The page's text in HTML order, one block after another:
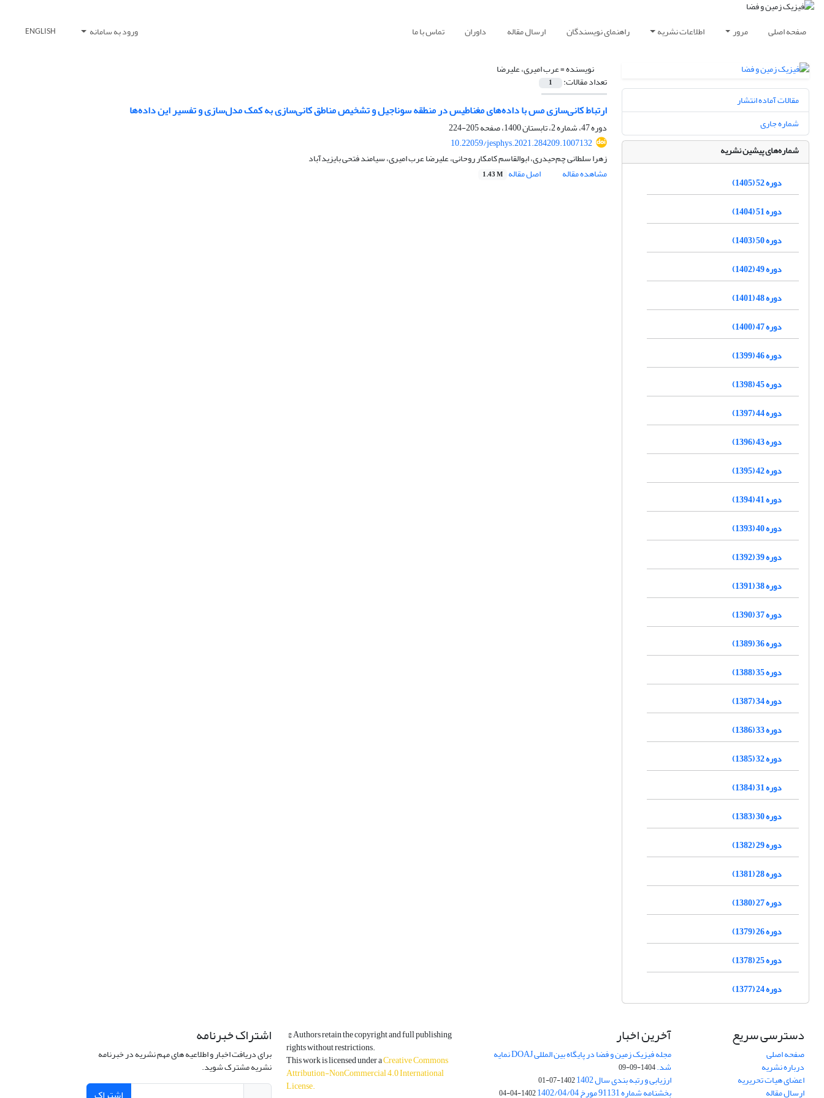
صفحه اصلی مرور اطلاعات نشریه راهنمای نویسندگان ارسال مقاله داوران تماس با ما ورود به سامانه ENGLISH
نویسنده =عرب ‌امیری، علیرضا
تعداد مقالات: 1
ارتباط کانی‌سازی مس با داده‌های مغناطیس در منطقه سوناجیل و تشخیص مناطق کانی‌سازی به کمک مدل‌سازی و تفسیر این داده‌ها
دوره 47، شماره 2، تابستان 1400، صفحه
205-224
10.22059/jesphys.2021.284209.1007132
زهرا سلطانی چم‌حیدری، ابوالقاسم کامکار روحانی، علیرضا عرب ‌امیری، سیامند فتحی بایزیدآباد
مشاهده مقاله
اصل مقاله 1.43 M
مقالات آماده انتشار
شماره جاری
شماره‌های پیشین نشریه
دوره 52 (1405)
دوره 51 (1404)
دوره 50 (1403)
دوره 49 (1402)
دوره 48 (1401)
دوره 47 (1400)
دوره 46 (1399)
دوره 45 (1398)
دوره 44 (1397)
دوره 43 (1396)
دوره 42 (1395)
دوره 41 (1394)
دوره 40 (1393)
دوره 39 (1392)
دوره 38 (1391)
دوره 37 (1390)
دوره 36 (1389)
دوره 35 (1388)
دوره 34 (1387)
دوره 33 (1386)
دوره 32 (1385)
دوره 31 (1384)
دوره 30 (1383)
دوره 29 (1382)
دوره 28 (1381)
دوره 27 (1380)
دوره 26 (1379)
دوره 25 (1378)
دوره 24 (1377)
دسترسی سریع
صفحه اصلی
درباره نشریه
اعضای هیات تحریریه
ارسال مقاله
آخرین اخبار
مجله فیزیک زمین و فضا در پایگاه بین المللی DOAJ نمایه
شد.1404-09-09
ارزیابی و رتبه بندی سال 1402 1402-07-01
بخشنامه شماره 91131 مورخ 1402/04/04 1402-04-04
© Authors retain the copyright and full publishing
rights without restrictions.
This work is licensed under aCreative Commons
Attribution-NonCommercial 4.0 International
License.
اشتراک خبرنامه
برای دریافت اخبار و اطلاعیه های مهم نشریه در خبرنامه
نشریه مشترک شوید.